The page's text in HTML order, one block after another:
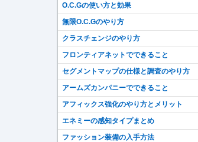
O.C.Gの使い方と効果
無限O.C.Gのやり方
クラスチェンジのやり方
フロンティアネットでできること
セグメントマップの仕様と調査のやり方
アームズカンパニーでできること
アフィックス強化のやり方とメリット
エネミーの感知タイプまとめ
ファッション装備の入手方法